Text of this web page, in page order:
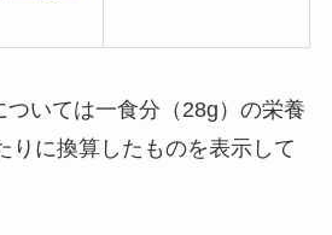
いては一食分（28g）の栄養
りに換算したものを表示して